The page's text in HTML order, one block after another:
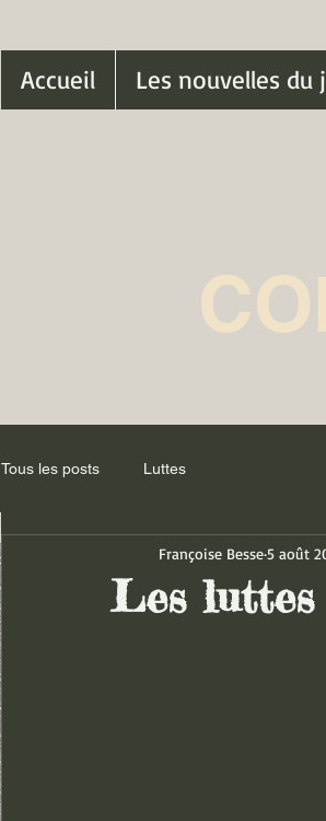
Accueil Les nouvelles du
Tous les posts Luttes
Les
Françoise Besse5 août